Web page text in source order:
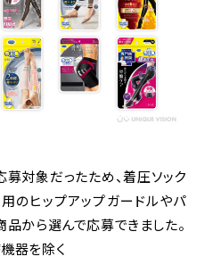
募対象だったため、着圧ソック
のヒップアップガードルやパ
から選んで応募できました。
器を除く